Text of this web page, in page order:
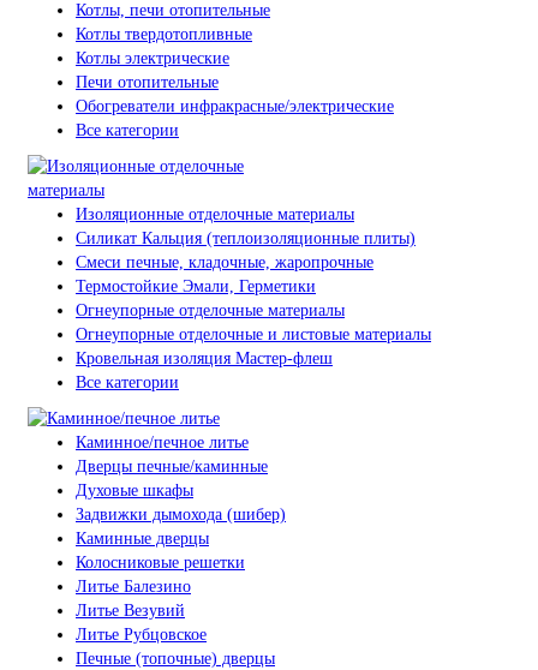
Котлы, печи отопительные
Котлы твердотопливные
Котлы электрические
Печи отопительные
Обогреватели инфракрасные/электрические
Все категории
Изоляционные отделочные материалы
Силикат Кальция (теплоизоляционные плиты)
Смеси печные, кладочные, жаропрочные
Термостойкие Эмали, Герметики
Огнеупорные отделочные материалы
Огнеупорные отделочные и листовые материалы
Кровельная изоляция Мастер-флеш
Все категории
Каминное/печное литье
Дверцы печные/каминные
Духовые шкафы
Задвижки дымохода (шибер)
Каминные дверцы
Колосниковые решетки
Литье Балезино
Литье Везувий
Литье Рубцовское
Печные (топочные) дверцы